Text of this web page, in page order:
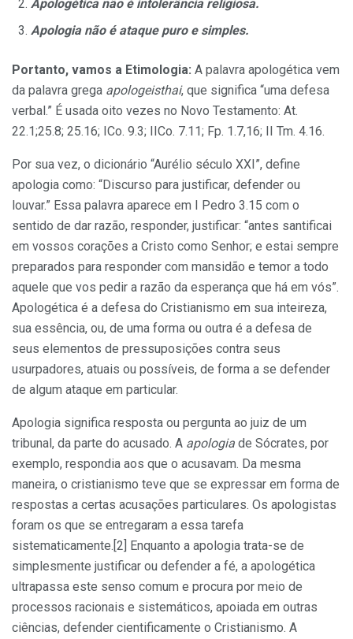
Apologética não é intolerância religiosa.
Apologia não é ataque puro e simples.
Portanto, vamos a Etimologia: A palavra apologética vem
da palavra grega apologeisthai, que significa “uma defesa
verbal.” É usada oito vezes no Novo Testamento: At.
22.1;25.8; 25.16; ICo. 9.3; IICo. 7.11; Fp. 1.7,16; II Tm. 4.16.
Por sua vez, o dicionário “Aurélio século XXI”, define
apologia como: “Discurso para justificar, defender ou
louvar.” Essa palavra aparece em I Pedro 3.15 com o
sentido de dar razão, responder, justificar: “antes santificai
em vossos corações a Cristo como Senhor; e estai sempre
preparados para responder com mansidão e temor a todo
aquele que vos pedir a razão da esperança que há em vós”.
Apologética é a defesa do Cristianismo em sua inteireza,
sua essência, ou, de uma forma ou outra é a defesa de
seus elementos de pressuposições contra seus
usurpadores, atuais ou possíveis, de forma a se defender
de algum ataque em particular.
Apologia significa resposta ou pergunta ao juiz de um
tribunal, da parte do acusado. A apologia de Sócrates, por
exemplo, respondia aos que o acusavam. Da mesma
maneira, o cristianismo teve que se expressar em forma de
respostas a certas acusações particulares. Os apologistas
foram os que se entregaram a essa tarefa
sistematicamente.[2] Enquanto a apologia trata-se de
simplesmente justificar ou defender a fé, a apologética
ultrapassa este senso comum e procura por meio de
processos racionais e sistemáticos, apoiada em outras
ciências, defender cientificamente o Cristianismo. A